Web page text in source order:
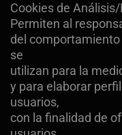
Cookies de
Permiten al
del
se
utilizan para la
y para elaborar
usuarios,
con la finalidad de